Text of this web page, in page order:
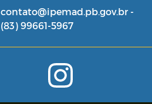
contato@ipemad.pb.gov.br -
(83) 99661-5967